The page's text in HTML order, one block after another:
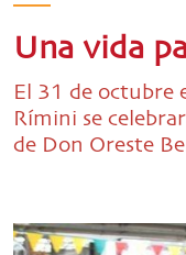
Una vida
El 31 de octubre
Rímini se
de Don Oreste